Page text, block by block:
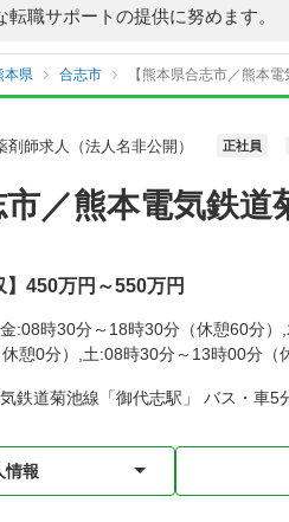
転職サポートの提供に努めます。
本県 合志市 【熊本県合志市／熊本
師求人（法人名非公開） 正社員
市／熊本電気鉄
】450万円～550万円
:08時30分～18時30分（休憩60分
憩0分）,土:08時30分～13時00分（
鉄道菊池線「御代志駅」 バス・車5
情報